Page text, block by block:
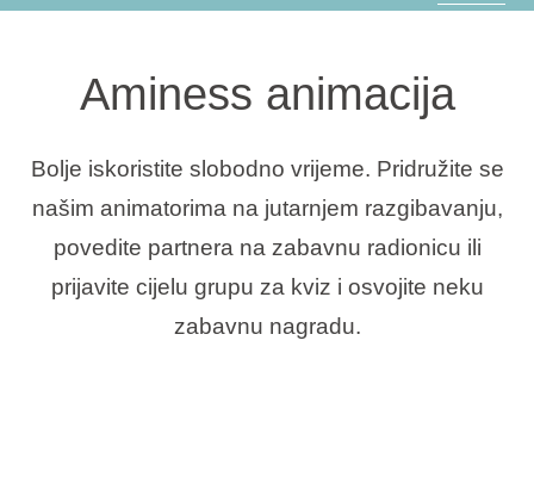
Blogovi
Aminess animacija
Bolje iskoristite slobodno vrijeme. Pridružite se
našim animatorima na jutarnjem razgibavanju,
povedite partnera na zabavnu radionicu ili
prijavite cijelu grupu za kviz i osvojite neku
zabavnu nagradu.